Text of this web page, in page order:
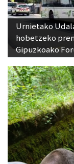
Urnietako
hobetzeko
Gipuzkoako